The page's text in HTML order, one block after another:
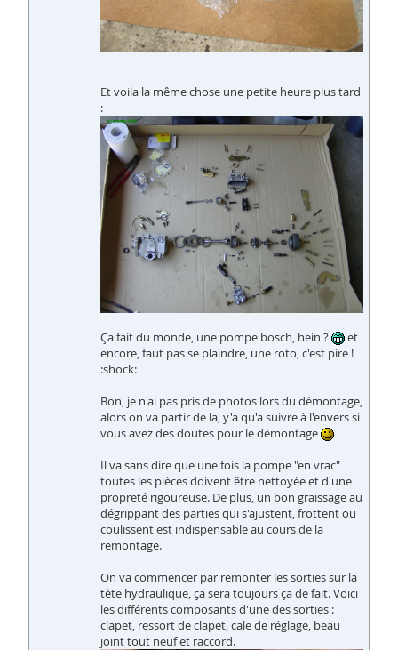
Et voila la même chose une petite heure plus tard
:
Ça fait du monde, une pompe bosch, hein ?
et
encore, faut pas se plaindre, une roto, c'est pire !
:shock:
Bon, je n'ai pas pris de photos lors du démontage,
alors on va partir de la, y'a qu'a suivre à l'envers si
vous avez des doutes pour le démontage
Il va sans dire que une fois la pompe "en vrac"
toutes les pièces doivent être nettoyée et d'une
propreté rigoureuse. De plus, un bon graissage au
dégrippant des parties qui s'ajustent, frottent ou
coulissent est indispensable au cours de la
remontage.
On va commencer par remonter les sorties sur la
tète hydraulique, ça sera toujours ça de fait. Voici
les différents composants d'une des sorties :
clapet, ressort de clapet, cale de réglage, beau
joint tout neuf et raccord.